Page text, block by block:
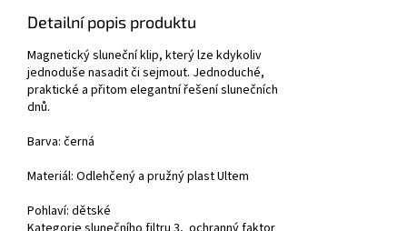
Detailní popis produktu
Magnetický sluneční klip, který lze kdykoliv
jednoduše nasadit či sejmout. Jednoduché,
praktické a přitom elegantní řešení slunečních
dnů.
Barva: černá
Materiál: Odlehčený a pružný plast Ultem
Pohlaví: dětské